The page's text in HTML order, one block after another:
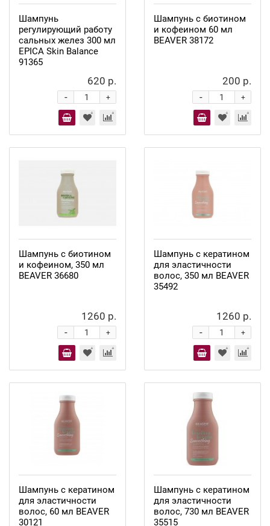
Шампунь
регулирующий работу
сальных желез 300 мл
EPICA Skin Balance
91365
620 р.
+
-
Шампунь с биотином
и кофеином 60 мл
BEAVER 38172
200 р.
+
-
Шампунь с биотином
и кофеином, 350 мл
BEAVER 36680
1260 р.
+
-
Шампунь с кератином
для эластичности
волос, 350 мл BEAVER
35492
1260 р.
+
-
Шампунь с кератином
для эластичности
волос, 60 мл BEAVER
30121
Шампунь с кератином
для эластичности
волос, 730 мл BEAVER
35515